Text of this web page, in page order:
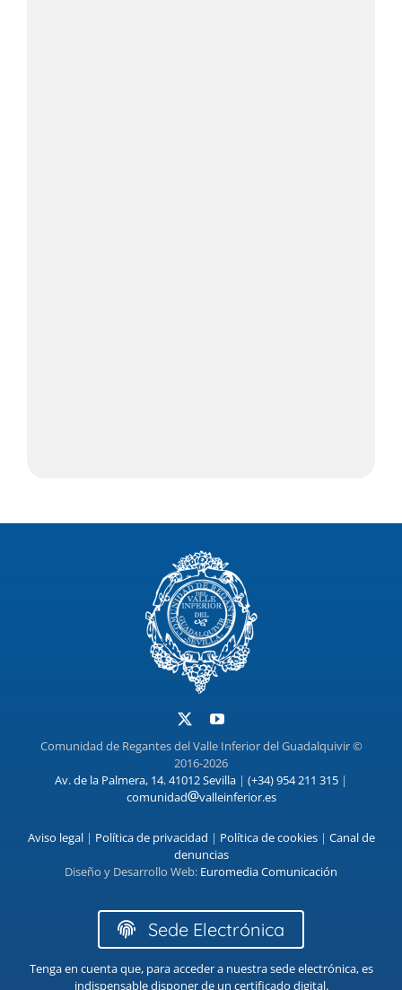
Comunidad de Regantes del Valle Inferior del Guadalquivir ©
2016-2026
Av. de la Palmera, 14. 41012 Sevilla | (+34) 954 211 315 |
comunidad
valleinferior.es
Aviso legal| Política de privacidad | Política de cookies| Canal de
denuncias
Diseño y Desarrollo Web: Euromedia Comunicación
Sede Electrónica
Tenga en cuenta que, para acceder a nuestra sede electrónica, es
indispensable disponer de un certificado digital.